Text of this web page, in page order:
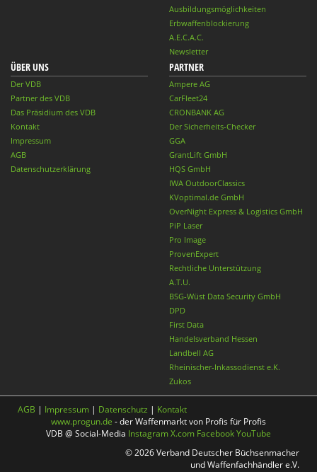
Ausbildungsmöglichkeiten
Erbwaffenblockierung
A.E.C.A.C.
Newsletter
ÜBER UNS
Der VDB
Partner des VDB
Das Präsidium des VDB
Kontakt
Impressum
AGB
Datenschutzerklärung
PARTNER
Ampere AG
CarFleet24
CRONBANK AG
Der Sicherheits-Checker
GGA
GrantLift GmbH
HQS GmbH
IWA OutdoorClassics
KVoptimal.de GmbH
OverNight Express & Logistics GmbH
PiP Laser
Pro Image
ProvenExpert
Rechtliche Unterstützung
A.T.U.
BSG-Wüst Data Security GmbH
DPD
First Data
Handelsverband Hessen
Landbell AG
Rheinischer-Inkassodienst e.K.
Zukos
AGB | Impressum | Datenschutz | Kontakt
www.progun.de - der Waffenmarkt von Profis für Profis
VDB @ Social-Media InstagramX.com FacebookYouTube
© 2026 Verband Deutscher Büchsenmacher
und Waffenfachhändler e.V.